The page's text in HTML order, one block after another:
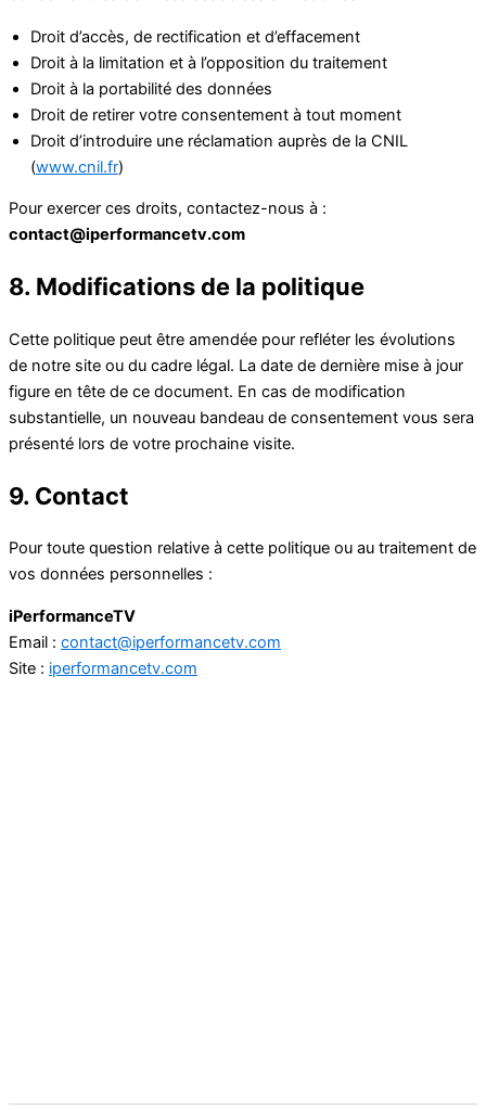
Droit d’accès, de rectification et d’effacement
Droit à la limitation et à l’opposition du traitement
Droit à la portabilité des données
Droit de retirer votre consentement à tout moment
Droit d’introduire une réclamation auprès de la CNIL
(www.cnil.fr)
Pour exercer ces droits, contactez-nous à :
contact@iperformancetv.com
8. Modifications de la politique
Cette politique peut être amendée pour refléter les évolutions
de notre site ou du cadre légal. La date de dernière mise à jour
figure en tête de ce document. En cas de modification
substantielle, un nouveau bandeau de consentement vous sera
présenté lors de votre prochaine visite.
9. Contact
Pour toute question relative à cette politique ou au traitement de
vos données personnelles :
iPerformanceTV
Email : contact@iperformancetv.com
Site : iperformancetv.com